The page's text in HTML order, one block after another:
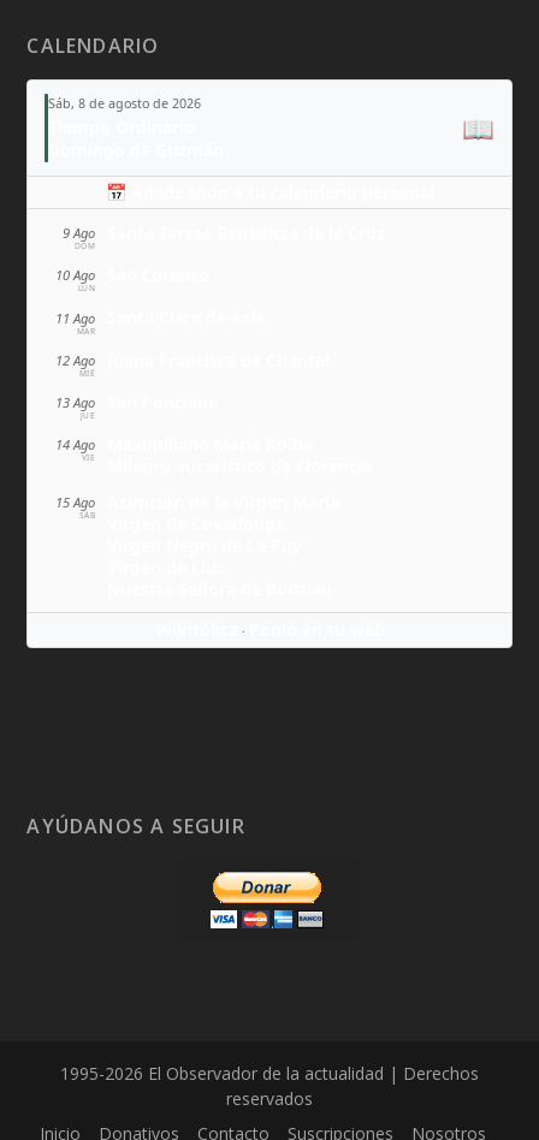
CALENDARIO
Sáb, 8 de agosto de 2026
📖
📅 Añade todo a tu calendario personal
9 Ago
DOM
10 Ago
LUN
11 Ago
MAR
12 Ago
MIÉ
13 Ago
JUE
14 Ago
VIE
15 Ago
SÁB
·
AYÚDANOS A SEGUIR
1995-2026 El Observador de la actualidad | Derechos
reservados
Inicio
Donativos Contacto Suscripciones Nosotros